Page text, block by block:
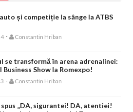
și competiție la sânge la ATBS
- Constantin Hriban
se transformă în arena adrenalinei:
Show la Romexpo!
- Constantin Hriban
spus „DA, sigurantei! DA, atentiei!